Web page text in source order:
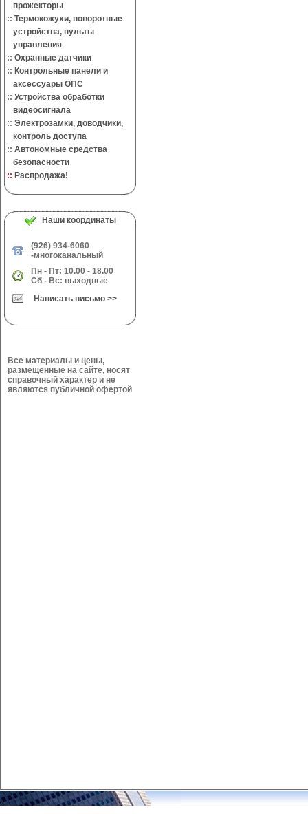
прожекторы
:: Термокожухи, поворотные
устройства, пульты
управления
:: Охранные датчики
:: Контрольные панели и
аксессуары ОПС
:: Устройства обработки
видеосигнала
:: Электрозамки, доводчики,
контроль доступа
:: Автономные средства
безопасности
:: Распродажа!
Наши координаты
(926) 934-6060
-многоканальный
Пн - Пт: 10.00 - 18.00
Сб - Вс: выходные
Написать письмо >>
Все материалы и цены,
размещенные на сайте, носят
справочный характер и не
являются публичной офертой